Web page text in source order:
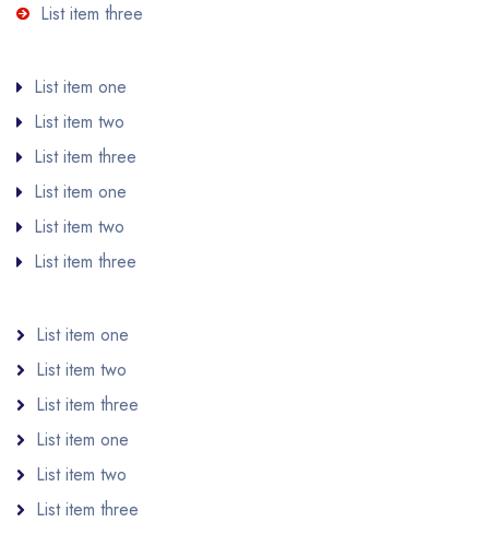
List item three
List item one
List item two
List item three
List item one
List item two
List item three
List item one
List item two
List item three
List item one
List item two
List item three